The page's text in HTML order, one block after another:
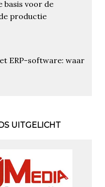
basis voor de
productie
ERP-software: waar
UITGELICHT